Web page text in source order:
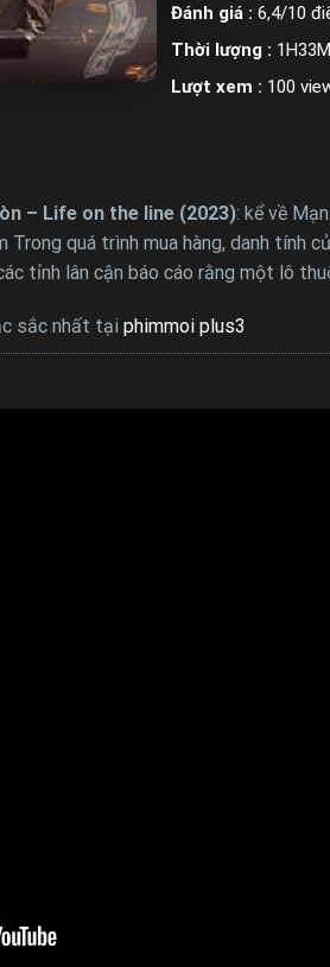
Đánh giá : 6,4/10
Thời lượng :
Lượt xem : 100
– Life on the line (2023): kể về
quá trình mua hàng, danh tính
tỉnh lân cận báo cáo rằng một lô
sắc nhất tại phimmoi plus3